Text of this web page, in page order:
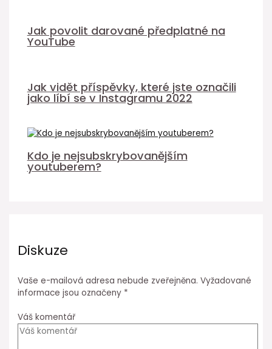
Jak povolit darované předplatné na
YouTube
Jak vidět příspěvky, které jste označili
jako líbí se v Instagramu 2022
Kdo je nejsubskrybovanějším
youtuberem?
Diskuze
Vaše e-mailová adresa nebude zveřejněna. Vyžadované
informace jsou označeny *
Váš komentář